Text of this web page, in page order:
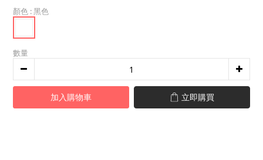
顏色 : 黑色
數量
加入購物車 立即購買